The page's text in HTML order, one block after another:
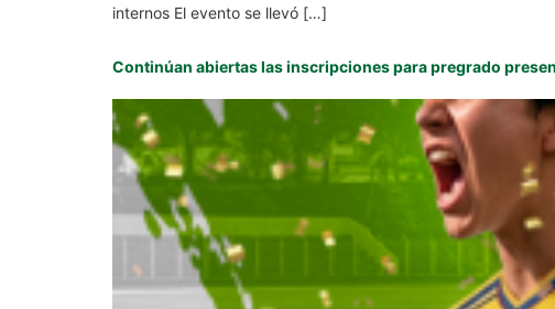
internos El evento se llevó […]
Continúan abiertas las inscripciones para pregrado